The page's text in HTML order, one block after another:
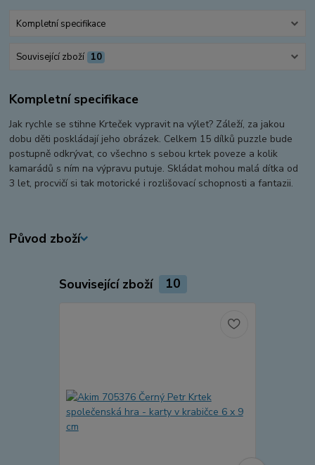
Kompletní specifikace
Související zboží 10
Kompletní specifikace
Jak rychle se stihne Krteček vypravit na výlet? Záleží, za jakou
dobu děti poskládají jeho obrázek. Celkem 15 dílků puzzle bude
postupně odkrývat, co všechno s sebou krtek poveze a kolik
kamarádů s ním na výpravu putuje. Skládat mohou malá dítka od
3 let, procvičí si tak motorické i rozlišovací schopnosti a fantazii.
Původ zboží
Související zboží 10